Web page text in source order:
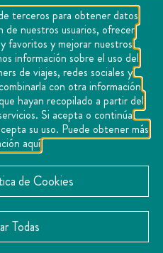
Travel 2021 | v 1.1
terceros para obtener datos
de nuestros usuarios, ofrecer
favoritos y mejorar nuestros
información sobre el uso del
de viajes, redes sociales y
con otra información
hayan recopilado a partir del
Si acepta o continúa
su uso. Puede obtener más
aquí
de Cookies
Todas